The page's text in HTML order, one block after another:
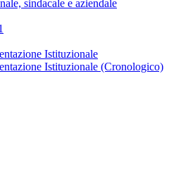
sindacale e aziendale
Istituzionale
Istituzionale (Cronologico)